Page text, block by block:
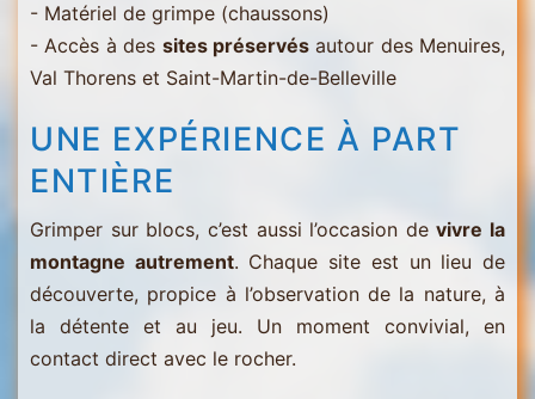
- Matériel de grimpe (chaussons)
- Accès à des sites préservésautour des Menuires,
Val Thorens et Saint-Martin-de-Belleville
UNE EXPÉRIENCE À PART
ENTIÈRE
Grimper sur blocs, c’est aussi l’occasion devivre la
montagne autrement. Chaque site est un lieu de
découverte, propice à l’observation de la nature, à
la détente et au jeu. Un moment convivial, en
contact direct avec le rocher.